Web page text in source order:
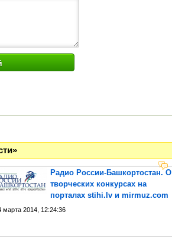
Радио России-Башкортостан. О
творческих конкурсах на
порталах stihi.lv и mirmuz.com
марта 2014, 12:24:36